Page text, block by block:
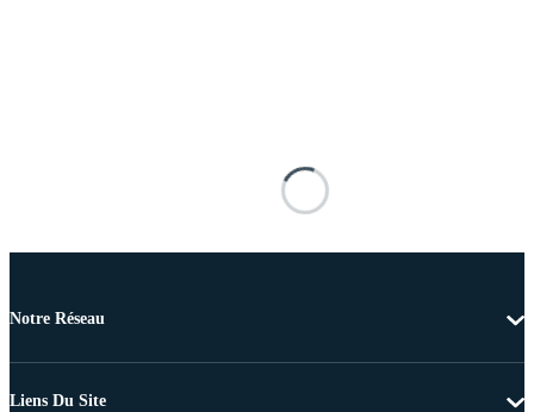
Notre Réseau
Liens Du Site